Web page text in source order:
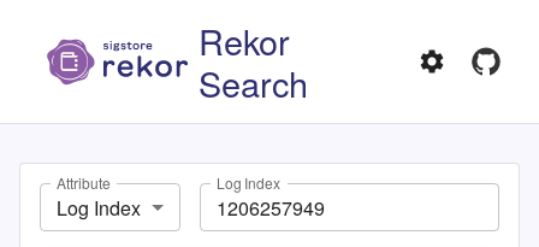
Rekor
Search
Attribute
Log Index
Log Index